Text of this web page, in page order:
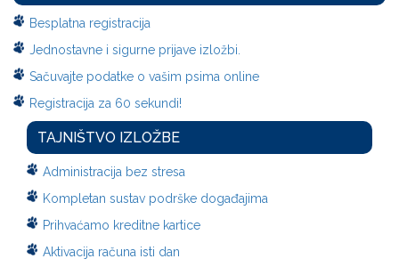
Besplatna registracija
Jednostavne i sigurne prijave izložbi.
Sačuvajte podatke o vašim psima online
Registracija za 60 sekundi!
TAJNIŠTVO IZLOŽBE
Administracija bez stresa
Kompletan sustav podrške događajima
Prihvaćamo kreditne kartice
Aktivacija računa isti dan